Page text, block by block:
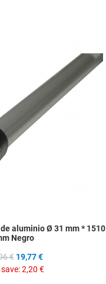
aluminio Ø 31 mm * 1510
Negro
€ 19,77 €
2,20 €